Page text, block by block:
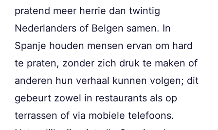
pratend meer herrie dan twintig
Nederlanders of Belgen samen. In
Spanje houden mensen ervan om hard
te praten, zonder zich druk te maken of
anderen hun verhaal kunnen volgen; dit
gebeurt zowel in restaurants als op
terrassen of via mobiele telefoons.